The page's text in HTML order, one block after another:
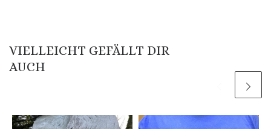
VIELLEICHT GEFÄLLT DIR
AUCH